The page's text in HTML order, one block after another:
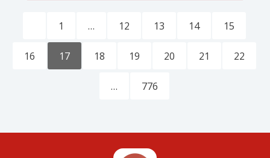
1 … 12 13 14 15
16 17 18 19 20 21 22
… 776